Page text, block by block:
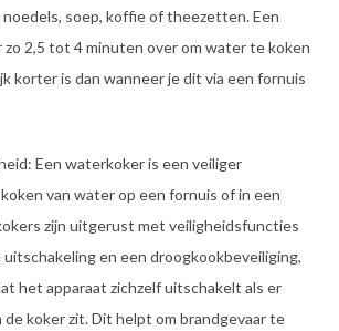
soep, koffie of theezetten. Een
2,5 tot 4 minuten over om water te koken
korter is dan wanneer je dit via een fornuis
Een waterkoker is een veiliger
van water op een fornuis of in een
zijn uitgerust met veiligheidsfuncties
en een droogkookbeveiliging,
het apparaat zichzelf uitschakelt als er
de koker zit. Dit helpt om brandgevaar te